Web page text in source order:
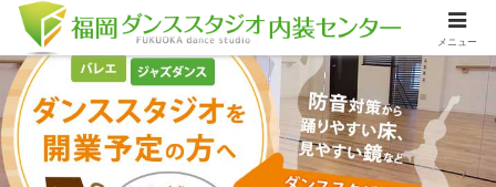
メニュー